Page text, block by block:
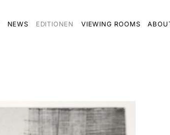
NEWS EDITIONEN VIEWING ROOMS